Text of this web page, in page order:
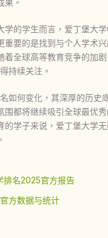
果。
学的学生而言， 爱丁堡大
重要的是找到与个人学术
着全球高等教育竞争的加剧
持续关注。
如何变化，其深厚的历史
围都将继续吸引全球最优
的学子来说，爱丁堡大学
排名2025官方报告
方数据与统计